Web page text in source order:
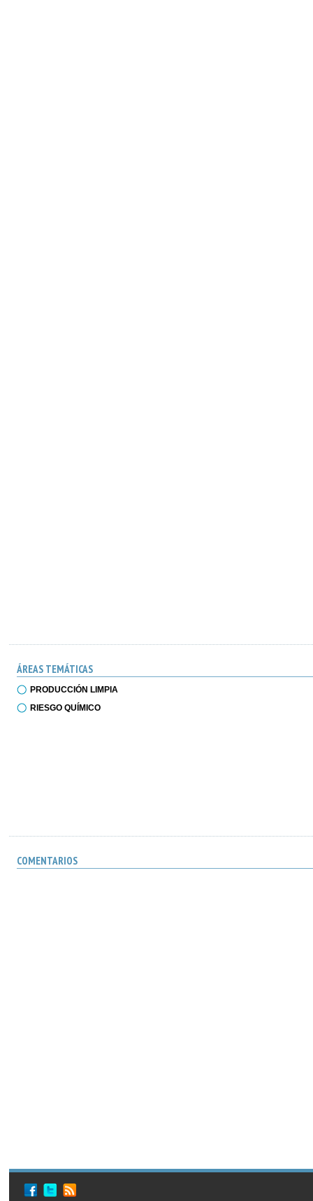
ÁREAS TEMÁTICAS
PRODUCCIÓN LIMPIA
RIESGO QUÍMICO
COMENTARIOS